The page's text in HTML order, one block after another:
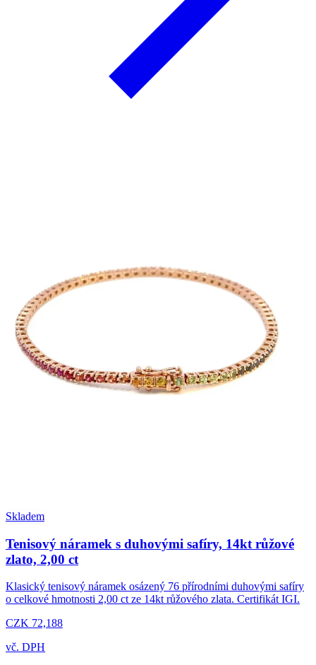
Skladem
Tenisový náramek s duhovými safíry, 14kt růžové
zlato, 2,00 ct
Klasický tenisový náramek osázený 76 přírodními duhovými safíry
o celkové hmotnosti 2,00 ct ze 14kt růžového zlata. Certifikát IGI.
CZK 72,188
vč. DPH